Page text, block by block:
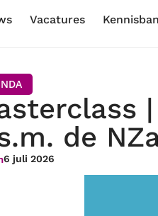
Vacatures
de
6 juli 2026